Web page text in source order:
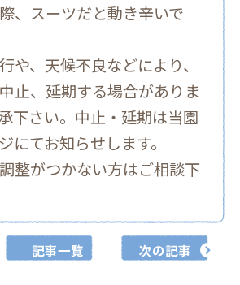
、スーツだと動き辛いで
や、天候不良などにより、
止、延期する場合がありま
下さい。中止・延期は当園
にてお知らせします。
整がつかない方はご相談下
記事一覧 次の記事